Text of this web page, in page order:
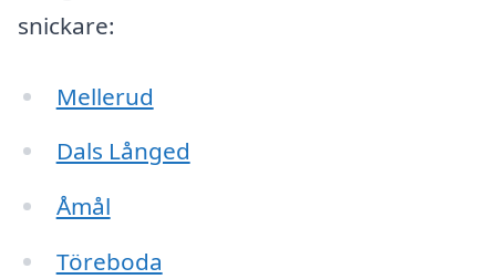
snickare:
Mellerud
Dals Långed
Åmål
Töreboda